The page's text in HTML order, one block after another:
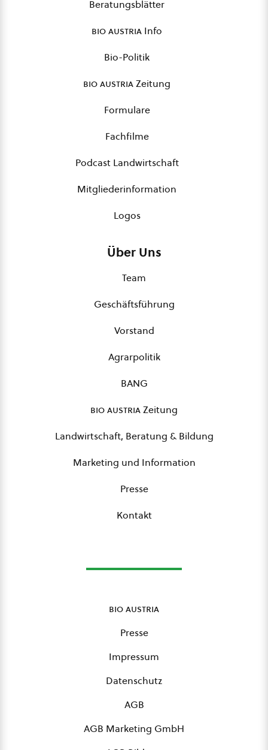
Beratungsblätter
bio austria Info
Bio-Politik
bio austriaZeitung
Formulare
Fachfilme
Podcast Landwirtschaft
Mitgliederinformation
Logos
Über Uns
Team
Geschäftsführung
Vorstand
Agrarpolitik
BANG
bio austriaZeitung
Landwirtschaft, Beratung & Bildung
Marketing und Information
Presse
Kontakt
bio austria
Presse
Impressum
Datenschutz
AGB
AGB Marketing GmbH